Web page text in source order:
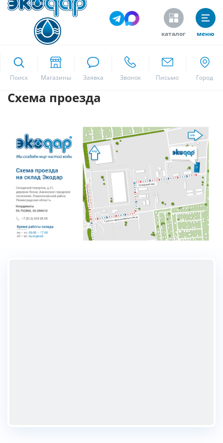
каталог меню
Поиск
Москва
Да
Схема проезда